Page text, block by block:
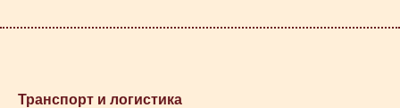
Транспорт и логистика